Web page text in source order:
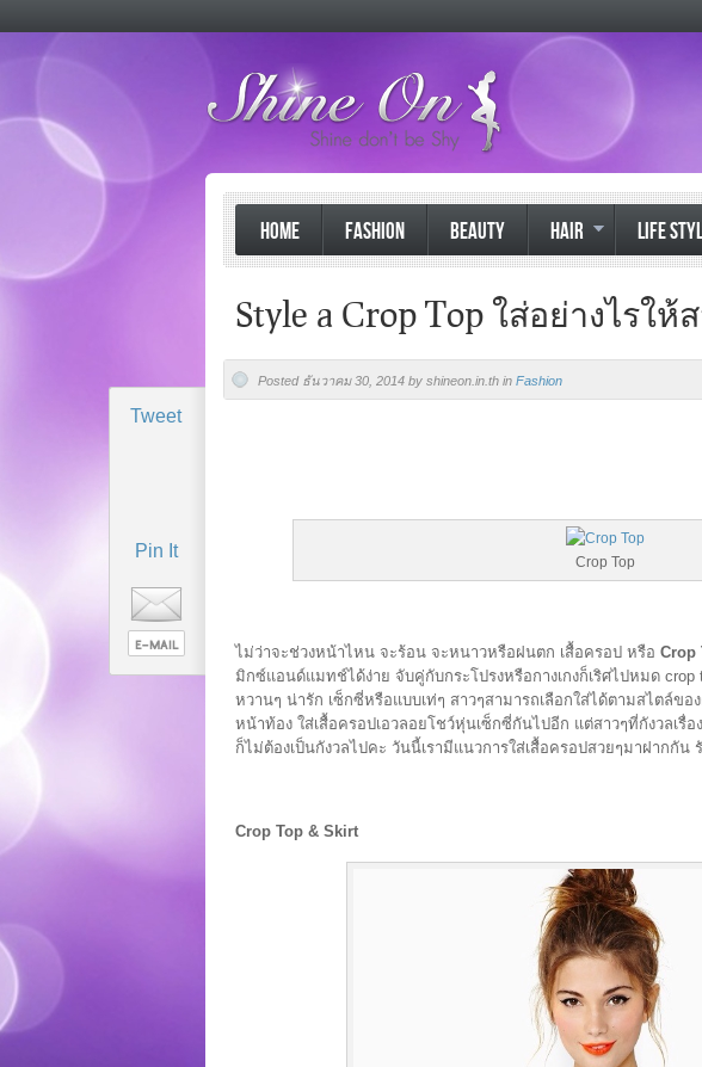
HOME FASHION BEAUTY HAIR LIFE
Tweet
Pin It
Style a Crop Top ใส่อย่างไรให้
Posted ธันวาคม 30, 2014 by shineon.in.th in Fashion
Crop Top
ไม่ว่าจะช่วงหน้าไหน จะร้อน จะหนาวหรือฝนตก เสื้อครอป หรือ Crop
มิกซ์แอนด์แมทช์ได้ง่าย จับคู่กับกระโปรงหรือกางเกงก็เริศไปหมด
หวานๆ น่ารัก เซ็กซี่หรือแบบเท่ๆ สาวๆสามารถเลือกใส่ได้ตามสไตล์ของ
หน้าท้อง ใส่เสื้อครอปเอวลอยโชว์หุ่นเซ็กซี่กันไปอีก แต่สาวๆที่กังวลเ
ก็ไม่ต้องเป็นกังวลไปคะ วันนี้เรามีแนวการใส่เสื้อครอปสวยๆมาฝากกัน
Crop Top & Skirt